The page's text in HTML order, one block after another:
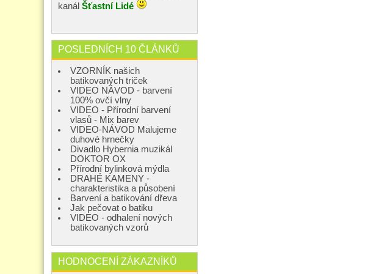
kanál Šťastní Lidé
POSLEDNÍCH 10 ČLÁNKŮ
VZORNÍK našich
batikovaných triček
VIDEO NÁVOD - barvení
100% ovčí vlny
VIDEO - Přírodní barvení
vlasů - Mix barev
VIDEO-NÁVOD Malujeme
duhové hrnečky
Divadlo Hybernia muzikál
DOKTOR OX
Přírodní bylinková mýdla
DRAHÉ KAMENY -
charakteristika a působení
Barvení a batikování dřeva
Jak pečovat o batiku
VIDEO - odhalení nových
batikovaných vzorů
HODNOCENÍ ZÁKAZNÍKŮ